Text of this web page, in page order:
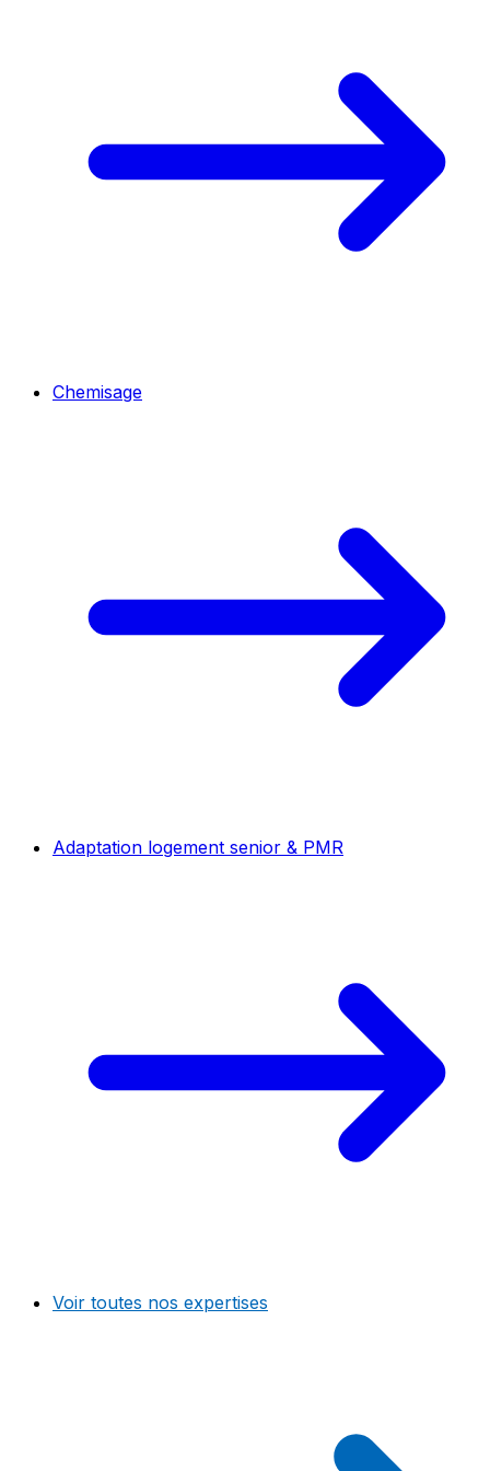
Chemisage
Adaptation logement senior & PMR
Voir toutes nos expertises